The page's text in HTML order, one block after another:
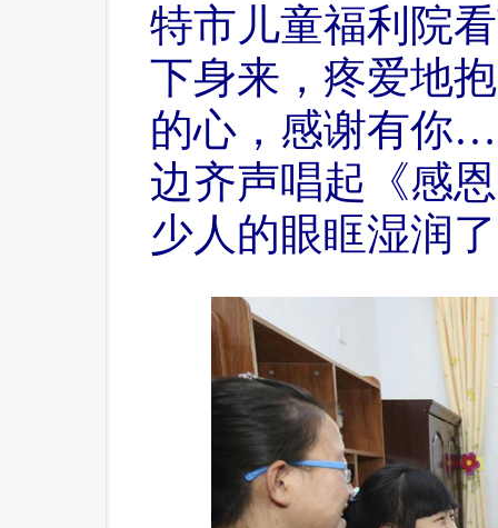
特市儿童福利院
下身来，疼爱地
的心，感谢有你
边齐声唱起《感
少人的眼眶湿润